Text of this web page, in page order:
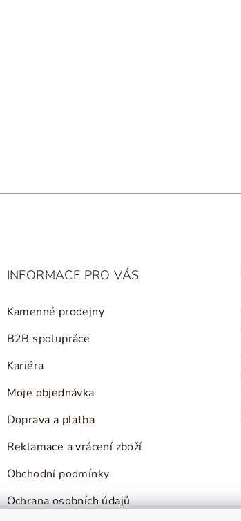
INFORMACE PRO VÁS
Kamenné prodejny
B2B spolupráce
Kariéra
Moje objednávka
Doprava a platba
Reklamace a vrácení zboží
Obchodní podmínky
Ochrana osobních údajů